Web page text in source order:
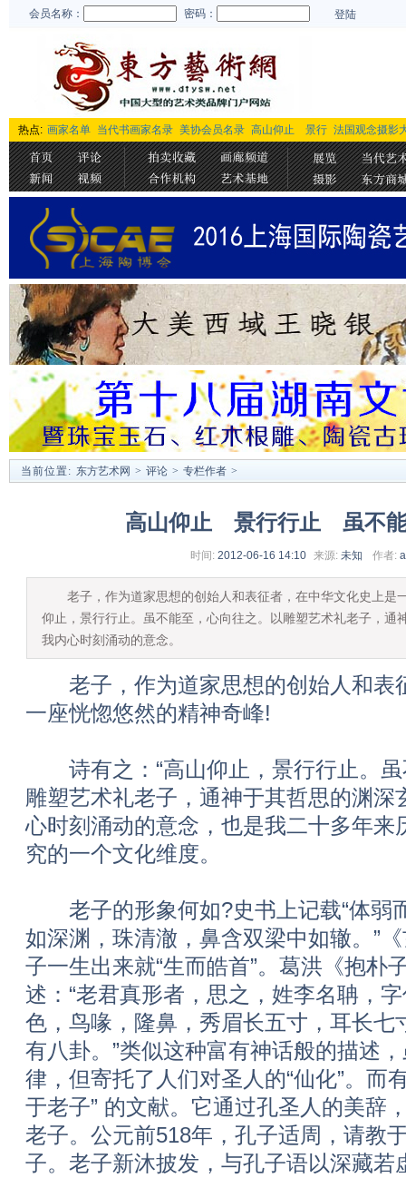
会员名称： 密码： 登陆
热点: 画家名单 当代书画家名录 美协会员名录 高山仰止 景行 法国观念摄影
当前位置: 东方艺术网 > 评论 > 专栏作者 >
高山仰止 景行行止 虽不
时间: 2012-06-16 14:10 来源: 未知 作者:
老子，作为道家思想的创始人和表征者，在中华文化史上是
仰止，景行行止。虽不能至，心向往之。以雕塑艺术礼老子，通
我内心时刻涌动的意念。
老子，作为道家思想的创始人和表
一座恍惚悠然的精神奇峰!
诗有之：“高山仰止，景行行止。虽
雕塑艺术礼老子，通神于其哲思的渊深
心时刻涌动的意念，也是我二十多年来
究的一个文化维度。
老子的形象何如?史书上记载“体弱
如深渊，珠清澈，鼻含双梁中如辙。”
子一生出来就“生而皓首”。葛洪《抱朴
述：“老君真形者，思之，姓李名聃，
色，鸟喙，隆鼻，秀眉长五寸，耳长七
有八卦。”类似这种富有神话般的描述
律，但寄托了人们对圣人的“仙化”。而
于老子” 的文献。它通过孔圣人的美辞
老子。公元前518年，孔子适周，请教
子。老子新沐披发，与孔子语以深藏若